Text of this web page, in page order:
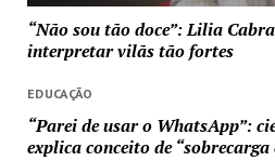
“Não sou tão doce”: Lilia
interpretar vilãs tão fortes
EDUCAÇÃO
“Parei de usar o WhatsApp”:
explica conceito de